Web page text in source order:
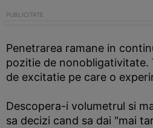
Penetrarea ramane in
pozitie de nonobligativitate.
de excitatie pe care o
Descopera-i volumetrul si
sa decizi cand sa dai "mai